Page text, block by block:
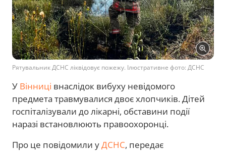
Рятувальник ДСНС ліквідовує пожежу. Ілюстративне фото: ДСНС
У Вінниці внаслідок вибуху невідомого
предмета травмувалися двоє хлопчиків. Дітей
госпіталізували до лікарні, обставини події
наразі встановлюють правоохоронці.
Про це повідомили уДСНС, передає